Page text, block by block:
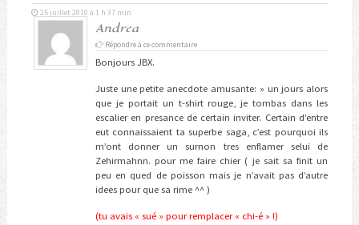
Andrea
25 juillet 2010 à 1 h 37 min
Répondre à ce commentaire
Bonjours JBX.
Juste une petite anecdote amusante: » un jours alors
que je portait un t-shirt rouge, je tombas dans les
escalier en presance de certain inviter. Certain d’entre
eut connaissaient ta superbe saga, c’est pourquoi ils
m’ont donner un surnon tres enflamer selui de
Zehirmahnn. pour me faire chier ( je sait sa finit un
peu en qued de poisson mais je n’avait pas d’autre
idees pour que sa rime ^^ )
(tu avais « sué » pour remplacer « chi-é » !)